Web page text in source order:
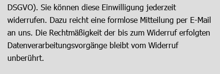
DSGVO). Sie können diese Einwilligung jederzeit
widerrufen. Dazu reicht eine formlose Mitteilung per E-Mail
an uns. Die Rechtmäßigkeit der bis zum Widerruf erfolgten
Datenverarbeitungsvorgänge bleibt vom Widerruf
unberührt.